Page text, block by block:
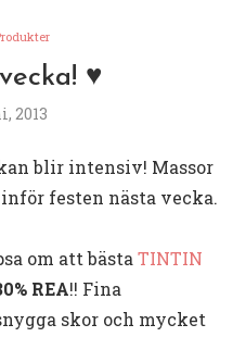
♥
2013
blir intensiv! Massor
festen nästa vecka.
om att bästa TINTIN
REA!! Fina
skor och mycket